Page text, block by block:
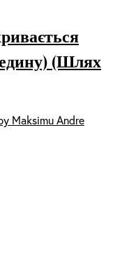
(Шлях
Maksimu Andre